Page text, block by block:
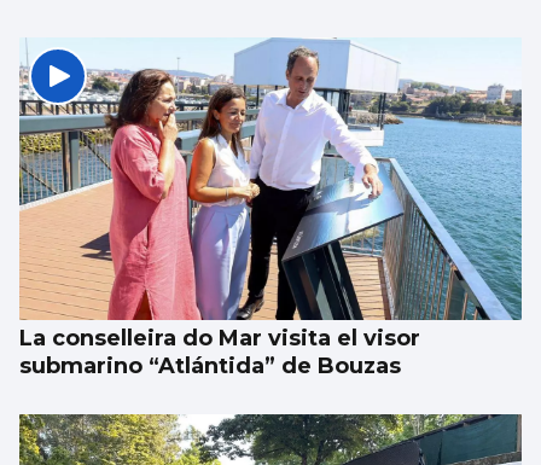
La conselleira do Mar visita el visor
submarino “Atlántida” de Bouzas